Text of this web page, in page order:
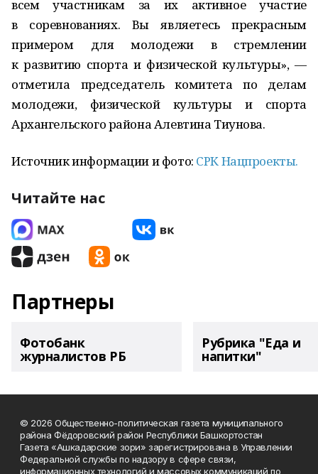
всем участникам за их активное участие
в соревнованиях. Вы являетесь прекрасным
примером для молодежи в стремлении
к развитию спорта и физической культуры», —
отметила председатель комитета по делам
молодежи, физической культуры и спорта
Архангельского района Алевтина Тиунова.
Источник информации и фото: СРК Нацпроекты.
Читайте нас
Партнеры
Фотобанк
журналистов РБ
Рубрика "Еда и
напитки"
© 2026 Общественно-политическая газета муниципального
района Фёдоровский район Республики Башкортостан
Газета «Ашкадарские зори» зарегистрирована в Управлении
Федеральной службы по надзору в сфере связи,
информационных технологий и массовых коммуникаций по